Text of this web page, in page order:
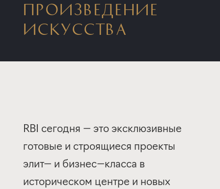
ПРОИЗВЕДЕНИЕ
ИСКУССТВА
RBI сегодня — это эксклюзивные
готовые и строящиеся проекты
элит— и бизнес—класса в
историческом центре и новых